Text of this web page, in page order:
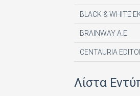
BLACK & WHITE
BRAINWAY A.E
CENTAURIA
Λίστα